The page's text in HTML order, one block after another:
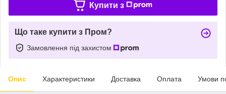
Купити з
Що таке купити з Пром?
Замовлення під захистом
Опис Характеристики Доставка Оплата Умови